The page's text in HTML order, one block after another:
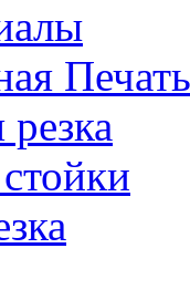
Печать